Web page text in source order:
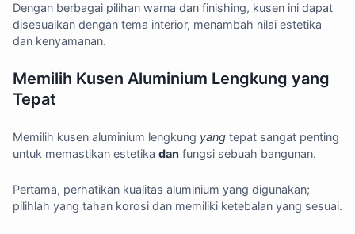
Dengan berbagai pilihan warna dan finishing, kusen ini dapat
disesuaikan dengan tema interior, menambah nilai estetika
dan kenyamanan.
Memilih Kusen Aluminium Lengkung yang
Tepat
Memilih kusen aluminium lengkung yang tepat sangat penting
untuk memastikan estetika dan fungsi sebuah bangunan.
Pertama, perhatikan kualitas aluminium yang digunakan;
pilihlah yang tahan korosi dan memiliki ketebalan yang sesuai.